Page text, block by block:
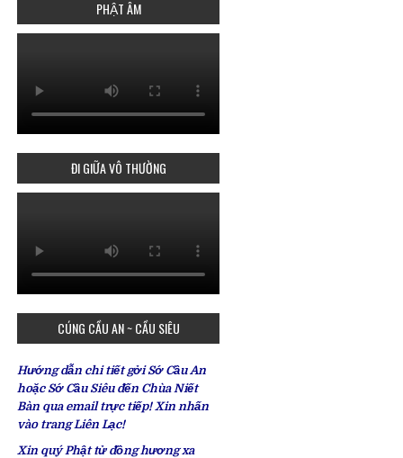
PHẬT ÂM
ĐI GIỮA VÔ THƯỜNG
CÚNG CẦU AN ~ CẦU SIÊU
Hướng dẫn chi tiết gởi Sớ Cầu An
hoặc Sớ Cầu Siêu đến Chùa Niết
Bàn qua email trực tiếp! Xin nhấn
vào trang Liên Lạc!
Xin quý Phật tử đồng hương xa